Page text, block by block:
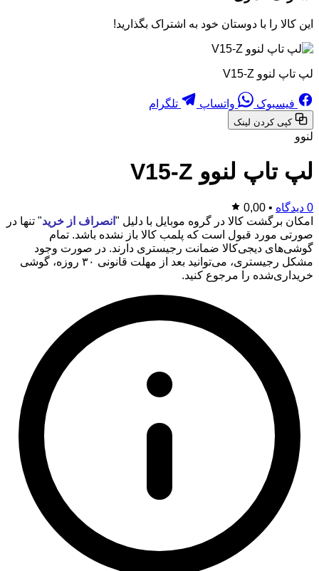
این کالا را با دوستان خود به اشتراک بگذارید!
لپ تاپ لنوو V15-Z
فیسبوک واتساپ تلگرام
کپی کردن لینک
لنوو
لپ تاپ لنوو V15-Z
0 دیدگاه •
0,00
امکان برگشت کالا در گروه موبایل با دلیل " انصراف از خرید" تنها در
صورتی مورد قبول است که پلمب کالا باز نشده باشد. تمام
گوشی‌های دیجی‌کالا ضمانت رجیستری دارند. در صورت وجود
مشکل رجیستری، می‌توانید بعد از مهلت قانونی ۳۰ روزه، گوشی
خریداری‌شده را مرجوع کنید.